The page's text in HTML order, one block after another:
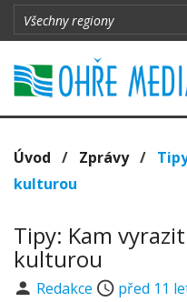
Úvod / Zprávy/
kulturou
Tipy: Kam
kulturou
Redakce před 11